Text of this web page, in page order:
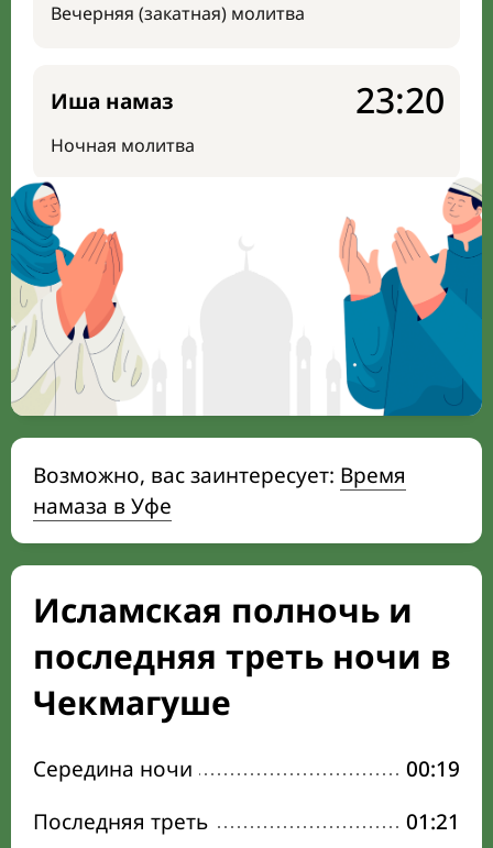
Вечерняя (закатная) молитва
Иша намаз
Ночная молитва
23:20
Возможно, вас заинтересует: Время
намаза в Уфе
Исламская полночь и
последняя треть ночи в
Чекмагуше
Середина ночи
00:19
Последняя треть
01:21